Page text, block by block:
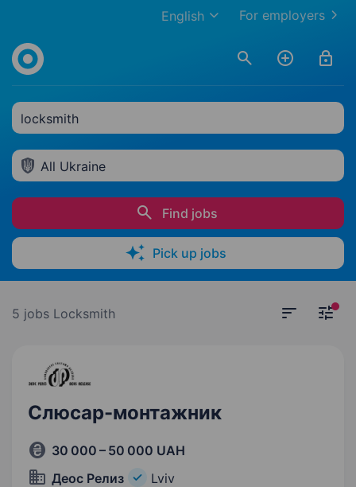
For employers
English
locksmith
All Ukraine
Find jobs
Pick up jobs
5 jobs Locksmith
Слюсар-монтажник
30 000 – 50 000 UAH
Деос Релиз
Lviv